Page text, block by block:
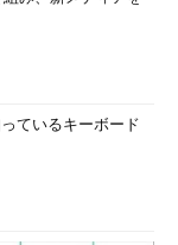
ているキーボード